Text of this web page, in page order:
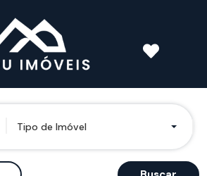
Tipo de Imóvel